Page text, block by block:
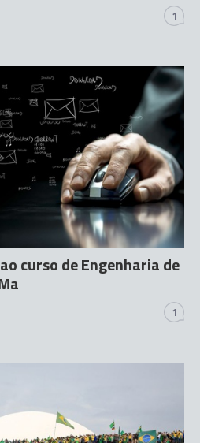
1
curso de Engenharia de
1